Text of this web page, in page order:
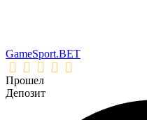
GameSport.BET
Прошел
Депозит